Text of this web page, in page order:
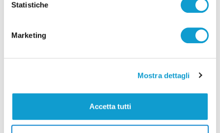
Statistiche
Marketing
Mostra dettagli
Accetta tutti
Stampavano soldi falsi nel Chietino: 5 misure
cautelari, tra cui 2 ad Ascoli Piceno